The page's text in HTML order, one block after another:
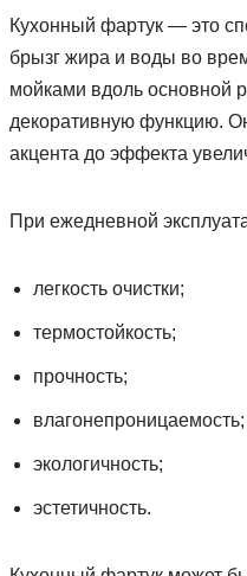
Кухонный фартук — это
брызг жира и воды во
мойками вдоль основной
декоративную функцию.
акцента до эффекта
При ежедневной
легкость очистки;
термостойкость;
прочность;
влагонепроницаемость;
экологичность;
эстетичность.